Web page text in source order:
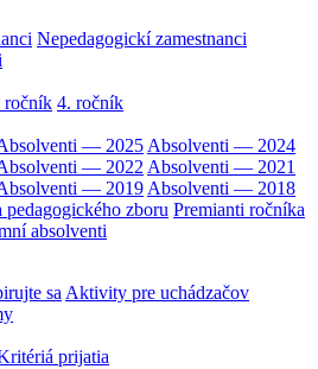
Nepedagogickí zamestnanci
ročník 4. ročník
— 2025 Absolventi — 2024
— 2022 Absolventi — 2021
— 2019 Absolventi — 2018
pedagogického zboru Premianti ročníka
absolventi
sa Aktivity pre uchádzačov
prijatia